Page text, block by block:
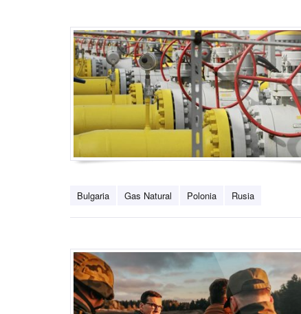
Bulgaria Gas Natural Polonia Rusia